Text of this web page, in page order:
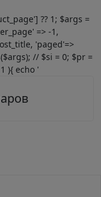
?? 1; $args =
=> -1,
'paged'=>
// $si = 0; $pr =
){ echo '